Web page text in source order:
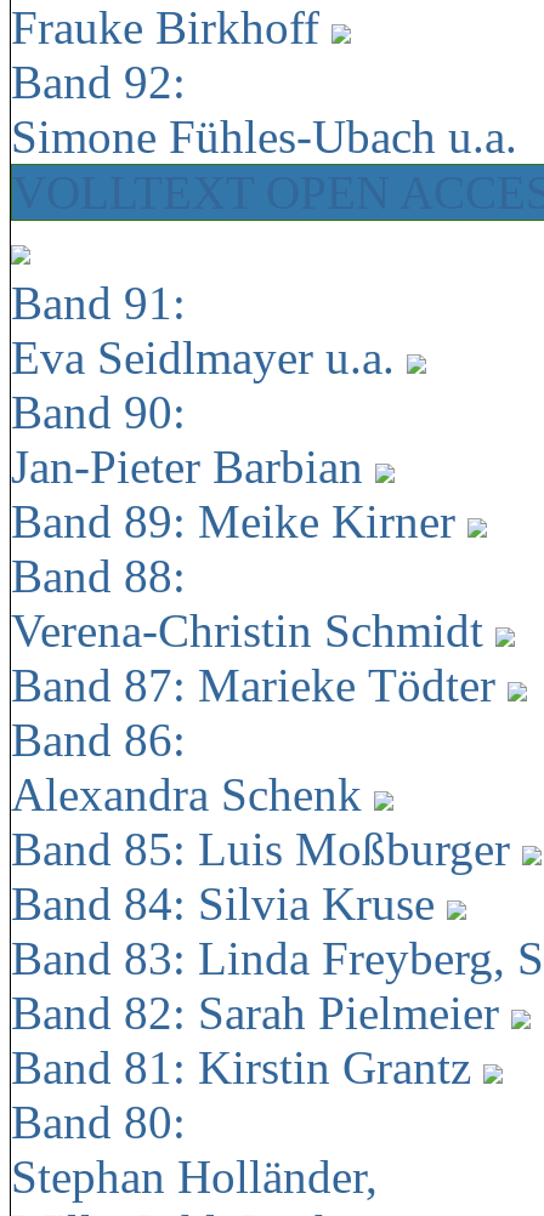
Frauke Birkhoff
Band 92:
Simone Fühles-Ubach u.a.
Band 91:
Eva Seidlmayer u.a.
Band 90:
Jan-Pieter Barbian
Band 89: Meike Kirner
Band 88:
Verena-Christin Schmidt
Band 87: Marieke Tödter
Band 86:
Alexandra Schenk
Band 85: Luis Moßburger
Band 84: Silvia Kruse
Band 83: Linda Freyberg,
Band 82: Sarah Pielmeier
Band 81: Kirstin Grantz
Band 80:
Stephan Holländer,